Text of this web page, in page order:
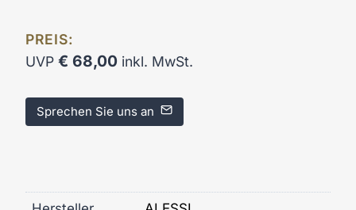
PREIS:
UVP € 68,00 inkl. MwSt.
Sprechen Sie uns an